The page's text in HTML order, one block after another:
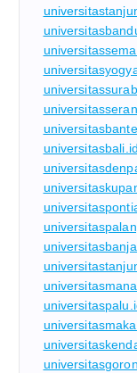
universitasbali.id